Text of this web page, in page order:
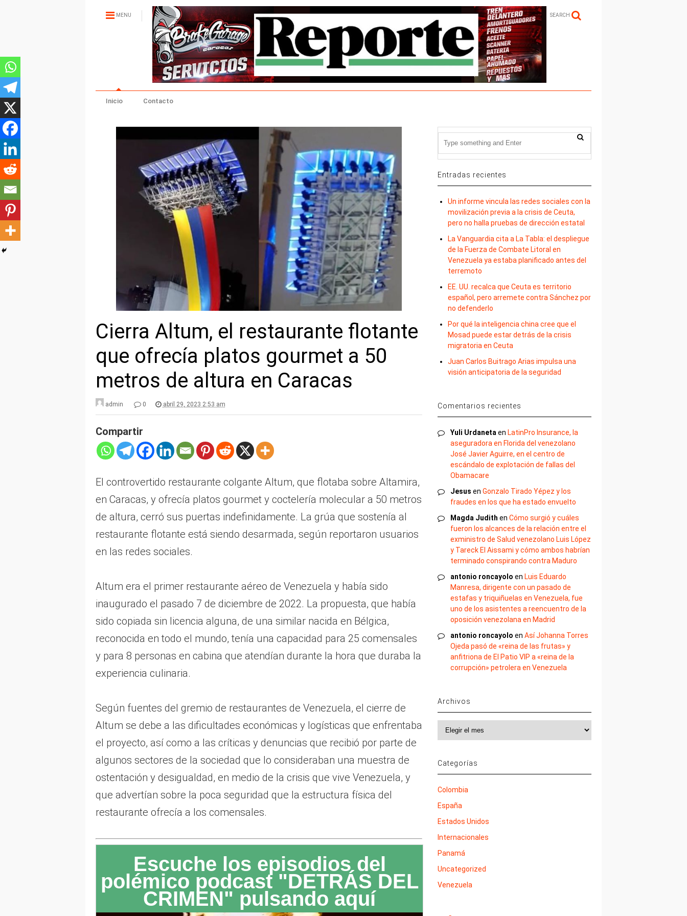
MENU SEARCH
Inicio Contacto
Cierra Altum, el restaurante flotante
que ofrecía platos gourmet a 50
metros de altura en Caracas
admin 0 abril 29, 2023 2:53 am
Compartir
El controvertido restaurante colgante Altum, que flotaba sobre Altamira,
en Caracas, y ofrecía platos gourmet y coctelería molecular a 50 metros
de altura, cerró sus puertas indefinidamente. La grúa que sostenía al
restaurante flotante está siendo desarmada, según reportaron usuarios
en las redes sociales.
Altum era el primer restaurante aéreo de Venezuela y había sido
inaugurado el pasado 7 de diciembre de 2022. La propuesta, que había
sido copiada sin licencia alguna, de una similar nacida en Bélgica,
reconocida en todo el mundo, tenía una capacidad para 25 comensales
y para 8 personas en cabina que atendían durante la hora que duraba la
experiencia culinaria.
Según fuentes del gremio de restaurantes de Venezuela, el cierre de
Altum se debe a las dificultades económicas y logísticas que enfrentaba
el proyecto, así como a las críticas y denuncias que recibió por parte de
algunos sectores de la sociedad que lo consideraban una muestra de
ostentación y desigualdad, en medio de la crisis que vive Venezuela, y
que advertían sobre la poca seguridad que la estructura física del
restaurante ofrecía a los comensales.
Escuche los episodios del
polémico podcast "DETRÁS DEL
CRIMEN" pulsando aquí
Entradas recientes
Un informe vincula las redes sociales con la
movilización previa a la crisis de Ceuta,
pero no halla pruebas de dirección estatal
La Vanguardia cita a La Tabla: el despliegue
de la Fuerza de Combate Litoral en
Venezuela ya estaba planificado antes del
terremoto
EE. UU. recalca que Ceuta es territorio
español, pero arremete contra Sánchez por
no defenderlo
Por qué la inteligencia china cree que el
Mosad puede estar detrás de la crisis
migratoria en Ceuta
Juan Carlos Buitrago Arias impulsa una
visión anticipatoria de la seguridad
Comentarios recientes
Yuli Urdaneta en LatinPro Insurance, la
aseguradora en Florida del venezolano
José Javier Aguirre, en el centro de
escándalo de explotación de fallas del
Obamacare
Jesus enGonzalo Tirado Yépez y los
fraudes en los que ha estado envuelto
Magda Judith enCómo surgió y cuáles
fueron los alcances de la relación entre el
exministro de Salud venezolano Luis López
y Tareck El Aissami y cómo ambos habrían
terminado conspirando contra Maduro
antonio roncayolo en Luis Eduardo
Manresa, dirigente con un pasado de
estafas y triquiñuelas en Venezuela, fue
uno de los asistentes a reencuentro de la
oposición venezolana en Madrid
antonio roncayolo enAsí Johanna Torres
Ojeda pasó de «reina de las frutas» y
anfitriona de El Patio VIP a «reina de la
corrupción» petrolera en Venezuela
Archivos
Categorías
Colombia
España
Estados Unidos
Internacionales
Panamá
Uncategorized
Venezuela